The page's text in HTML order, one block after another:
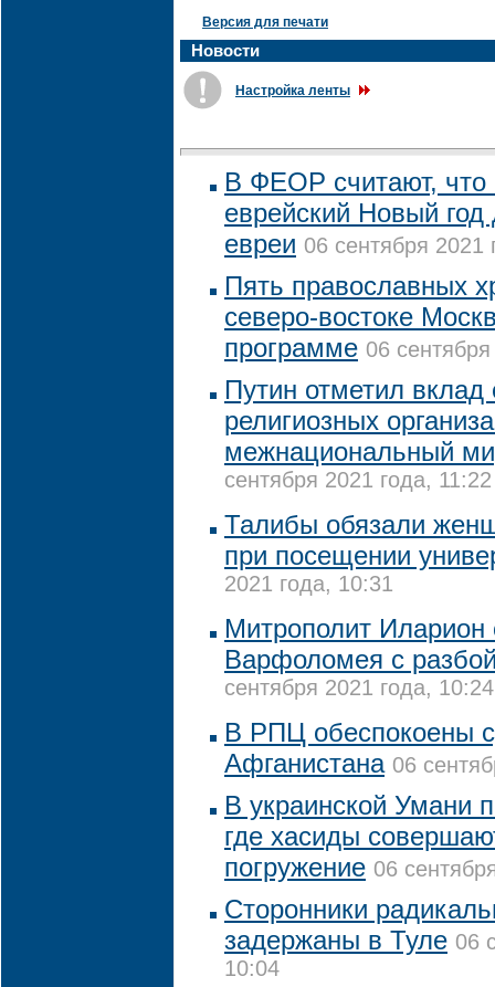
Версия для печати
Новости
Настройка ленты
В ФЕОР считают, что
еврейский Новый
евреи 06 сентября 2021
Пять православных
северо-востоке
программе 06
Путин отметил вклад
религиозных
межнациональный
сентября 2021 года, 11:22
Талибы обязали
при посещении
2021 года, 10:31
Митрополит Иларион
Варфоломея с
сентября 2021 года, 10:24
В РПЦ обеспокоены
Афганистана 06
В украинской Умани
где хасиды
погружение 06
Сторонники
задержаны в Туле 06
10:04